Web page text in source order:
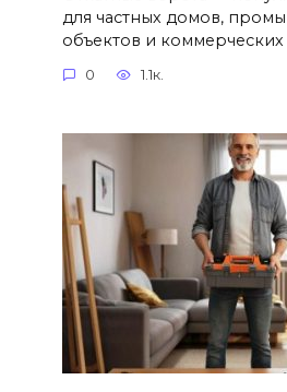
для частных домов,
объектов и
0 1.1к.